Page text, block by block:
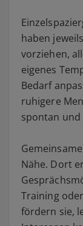
haben
vorziehen,
eigenes
Bedarf
ruhigere
spontan
Nähe. Dort
Training
fördern sie,